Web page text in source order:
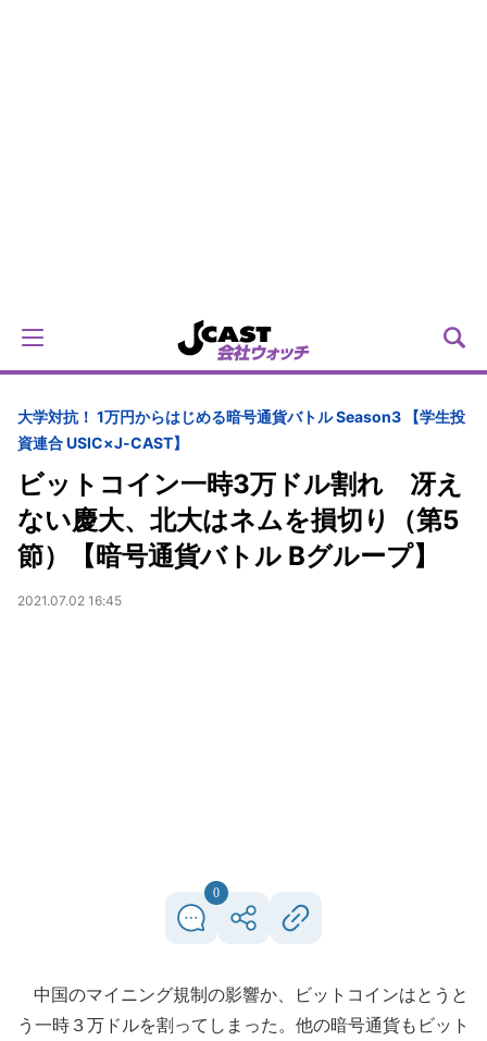
大学対抗！ 1万円からはじめる暗号通貨バトル Season3 【学生投
資連合 USIC×J-CAST】
ビットコイン一時3万ドル割れ 冴え
ない慶大、北大はネムを損切り（第5
節）【暗号通貨バトル Bグループ】
2021.07.02 16:45
0
中国のマイニング規制の影響か、ビットコインはとうと
う一時３万ドルを割ってしまった。他の暗号通貨もビット